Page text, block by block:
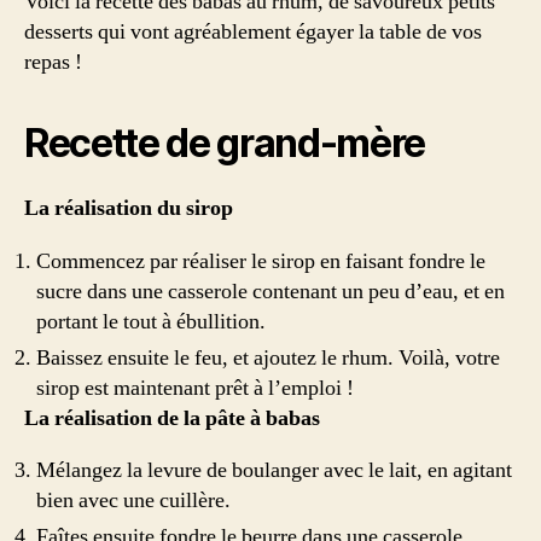
desserts qui vont agréablement égayer la table de vos
repas !
Recette de grand-mère
La réalisation du sirop
Commencez par réaliser le sirop en faisant fondre le
sucre dans une casserole contenant un peu d’eau, et en
portant le tout à ébullition.
Baissez ensuite le feu, et ajoutez le rhum. Voilà, votre
sirop est maintenant prêt à l’emploi !
La réalisation de la pâte à babas
Mélangez la levure de boulanger avec le lait, en agitant
bien avec une cuillère.